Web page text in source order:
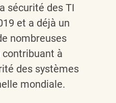
sécurité des TI
et a déjà un
nombreuses
à
des systèmes
mondiale.